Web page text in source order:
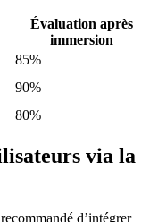
Évaluation après
immersion
85%
90%
80%
via la
d’intégrer